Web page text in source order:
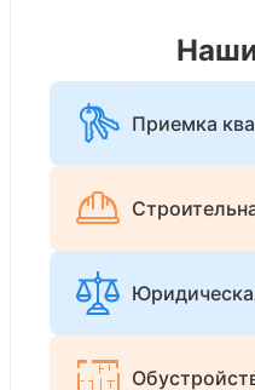
Приемка